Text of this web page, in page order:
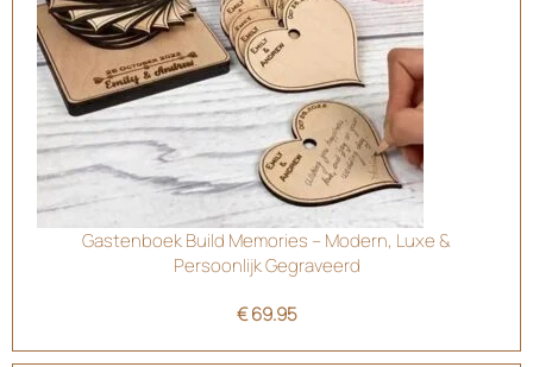
Gastenboek Build Memories – Modern, Luxe &
Persoonlijk Gegraveerd
€69.95